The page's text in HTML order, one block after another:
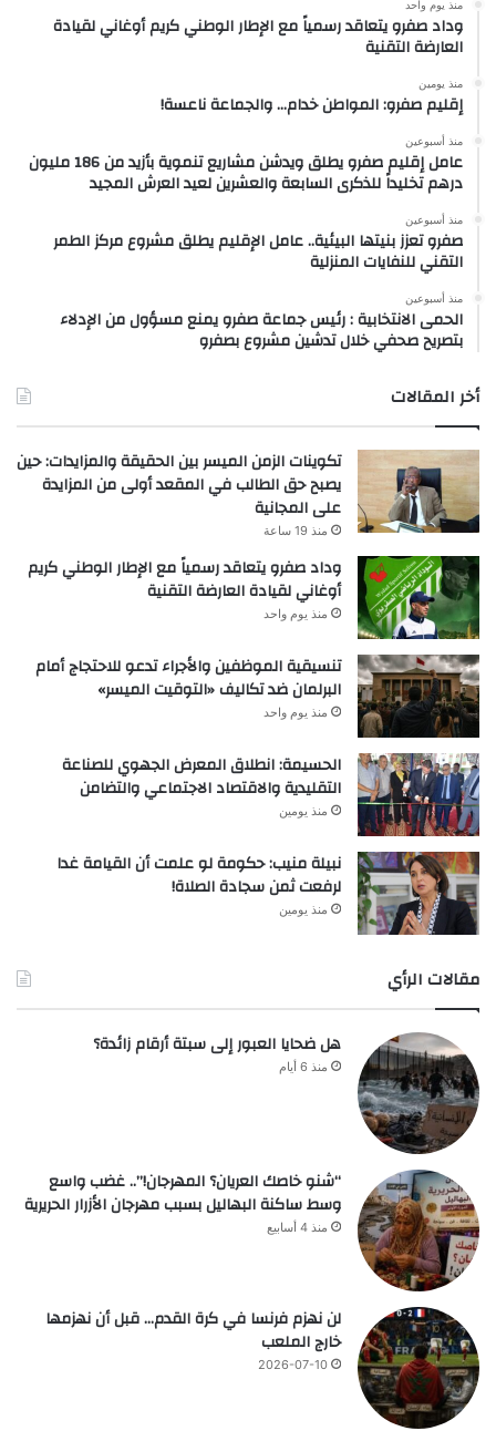
منذ يوم واحد
وداد صفرو يتعاقد رسمياً مع الإطار الوطني كريم أوغاني لقيادة
العارضة التقنية
منذ يومين
إقليم صفرو: المواطن خدام… والجماعة ناعسة!
منذ أسبوعين
عامل إقليم صفرو يطلق ويدشن مشاريع تنموية بأزيد من 186 مليون
درهم تخليداً للذكرى السابعة والعشرين لعيد العرش المجيد
منذ أسبوعين
صفرو تعزز بنيتها البيئية.. عامل الإقليم يطلق مشروع مركز الطمر
التقني للنفايات المنزلية
منذ أسبوعين
الحمى الانتخابية : رئيس جماعة صفرو يمنع مسؤول من الإدلاء
بتصريح صحفي خلال تدشين مشروع بصفرو
أخر المقالات
تكوينات الزمن الميسر بين الحقيقة والمزايدات: حين
يصبح حق الطالب في المقعد أولى من المزايدة
على المجانية
منذ 19 ساعة
وداد صفرو يتعاقد رسمياً مع الإطار الوطني كريم
أوغاني لقيادة العارضة التقنية
منذ يوم واحد
تنسيقية الموظفين والأجراء تدعو للاحتجاج أمام
البرلمان ضد تكاليف «التوقيت الميسر»
منذ يوم واحد
الحسيمة: انطلاق المعرض الجهوي للصناعة
التقليدية والاقتصاد الاجتماعي والتضامن
منذ يومين
نبيلة منيب: حكومة لو علمت أن القيامة غدا
لرفعت ثمن سجادة الصلاة!
منذ يومين
مقالات الرأي
هل ضحايا العبور إلى سبتة أرقام زائدة؟
منذ 6 أيام
“شنو خاصك العريان؟ المهرجان!”.. غضب واسع
وسط ساكنة البهاليل بسبب مهرجان الأزرار الحريرية
منذ 4 أسابيع
لن نهزم فرنسا في كرة القدم… قبل أن نهزمها
خارج الملعب
2026-07-10